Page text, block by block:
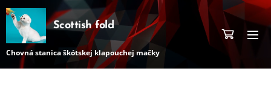
Scottish fold
Chovná stanica škótskej klapouchej mačky